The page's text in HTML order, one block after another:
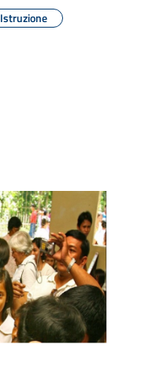
Istruzione